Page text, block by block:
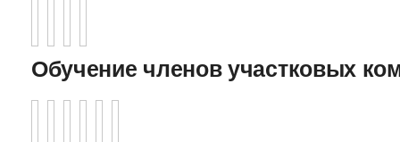
Обучение членов участковых